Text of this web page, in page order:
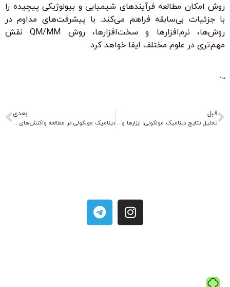
روش امکان مطالعه فرآیندهای شیمیایی و بیولوژیکی پیچیده را
با جزئیات بی‌سابقه فراهم می‌کند. با پیشرفت‌های مداوم در
روش‌ها، نرم‌افزارها و سخت‌افزارها، روش QM/MM نقش
مهم‌تری در علوم مختلف ایفا خواهد کرد.
“`
قبل
تحلیل نتایج دینامیک مولکولی: ابزارها و معیارهای کلیدی
بعدی
دینامیک مولکولی در مطالعه واکنش‌های شیمیایی و کاتالیز